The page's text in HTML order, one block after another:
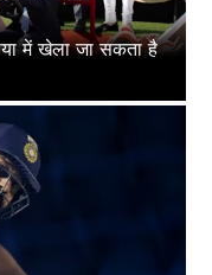
में खेला जा सकता है